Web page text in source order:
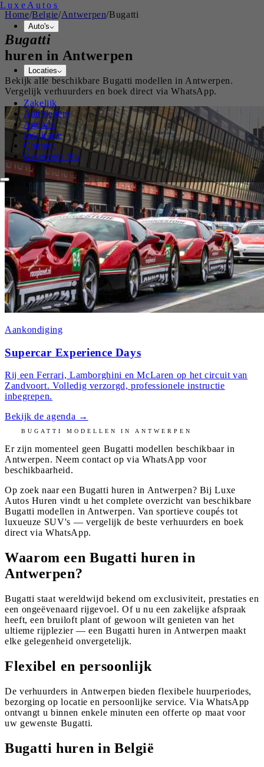
Luxe Autos
Auto's
Locaties
Zakelijk
Aanbieders
Agenda
Inspiratie
Contact
Reserveer Nu
Home/Belgie/Antwerpen/Bugatti
Bugatti
huren in Antwerpen
Bekijk alle beschikbareBugatti modellen in Antwerpen.
Vergelijk verhuurders en boek direct via WhatsApp.
Aankondiging
Supercar Experience Days
Rij een Ferrari, Lamborghini en McLaren op het circuit van
Zandvoort. Volledig verzorgd, professionele instructie
inbegrepen.
Bekijk de agenda →
BUGATTI MODELLEN IN ANTWERPEN
Er zijn momenteel geen Bugatti modellen beschikbaar in
Antwerpen. Neem contact op via WhatsApp voor
beschikbaarheid.
Op zoek naar een Bugatti huren in Antwerpen? Bij Luxe
Autos Huren vindt u het complete overzicht van beschikbare
Bugatti modellen in Antwerpen. Van sportieve coupés tot
luxueuze SUV's — vergelijk de beste verhuurders en boek
direct via WhatsApp.
Waarom een Bugatti huren in
Antwerpen?
Bugatti staat wereldwijd bekend om exclusiviteit, prestaties en
een ongeëvenaard rijgevoel. Of u nu een zakelijke afspraak
heeft, een bruiloft plant of gewoon wilt genieten van het
ultieme rijplezier — een Bugatti huren in Antwerpen maakt
elke gelegenheid onvergetelijk.
Flexibel en persoonlijk
De verhuurders in Antwerpen bieden flexibele huurperiodes,
bezorging op locatie en persoonlijke service. Via WhatsApp
ontvangt u binnen enkele minuten een offerte op maat voor
uw gewenste Bugatti.
Bugatti huren in België